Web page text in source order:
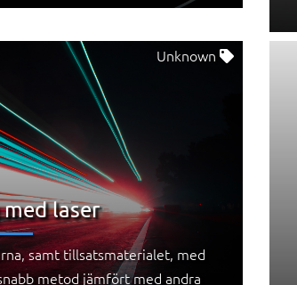
Unknown
laser
samt tillsatsmaterialet, med
metod jämfört med andra